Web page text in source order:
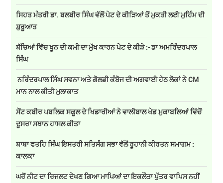
ਸਿਹਤ ਮੰਤਰੀ ਡਾ. ਬਲਬੀਰ ਸਿੰਘ ਵੱਲੋਂ ਪੇਟ ਦੇ ਕੀੜਿਆਂ ਤੋਂ ਮੁਕਤੀ ਲਈ ਮੁਹਿੰਮ ਦੀ
ਸ਼ੁਰੂਆਤ
ਬੱਚਿਆਂ ਵਿੱਚ ਖੂਨ ਦੀ ਕਮੀ ਦਾ ਮੁੱਖ ਕਾਰਨ ਪੇਟ ਦੇ ਕੀੜੇ :- ਡਾ ਅਮਰਿੰਦਰਪਾਲ
ਸਿੰਘ
ਨਰਿੰਦਰਪਾਲ ਸਿੰਘ ਸਵਨਾ ਅਤੇ ਗੋਲਡੀ ਕੰਬੋਜ ਦੀ ਅਗਵਾਈ ਹੇਠ ਲੋਕਾਂ ਨੇ CM
ਮਾਨ ਨਾਲ ਕੀਤੀ ਮੁਲਾਕਾਤ
ਸੇਂਟ ਕਬੀਰ ਪਬਲਿਕ ਸਕੂਲ ਦੇ ਖਿਡਾਰੀਆਂ ਨੇ ਵਾਲੀਬਾਲ ਖੇਡ ਮੁਕਾਬਲਿਆਂ ਵਿੱਚੋਂ
ਦੂਸਰਾ ਸਥਾਨ ਹਾਸਲ ਕੀਤਾ
ਬਾਬਾ ਫਤਹਿ ਸਿੰਘ ਇਸਤਰੀ ਸਤਿਸੰਗ ਸਭਾ ਵੱਲੋਂ ਰੂਹਾਨੀ ਕੀਰਤਨ ਸਮਾਗਮ :
ਕਾਲਕਾ
ਘਰੋਂ ਨੀਟ ਦਾ ਰਿਜਲਟ ਦੇਖਣ ਗਿਆ ਮਾਪਿਆਂ ਦਾ ਇਕਲੌਤਾ ਪੁੱਤਰ ਵਾਪਿਸ ਨਹੀਂ